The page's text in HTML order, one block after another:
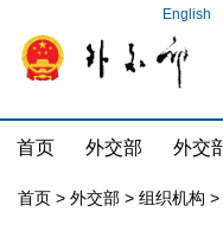
English
首页 外交部 外交
首页 > 外交部 > 组织机构 >